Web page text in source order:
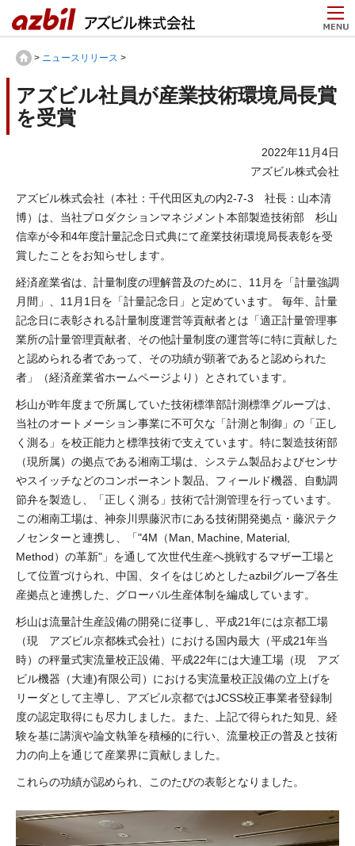
> ニュースリリース >
アズビル社員が産業技術環境局長賞
を受賞
2022年11月4日
アズビル株式会社
アズビル株式会社（本社：千代田区丸の内2-7-3 社長：山本清
博）は、当社プロダクションマネジメント本部製造技術部 杉山
信幸が令和4年度計量記念日式典にて産業技術環境局長表彰を受
賞したことをお知らせします。
経済産業省は、計量制度の理解普及のために、11月を「計量強調
月間」、11月1日を「計量記念日」と定めています。 毎年、計量
記念日に表彰される計量制度運営等貢献者とは「適正計量管理事
業所の計量管理貢献者、その他計量制度の運営等に特に貢献した
と認められる者であって、その功績が顕著であると認められた
者」（経済産業省ホームページより）とされています。
杉山が昨年度まで所属していた技術標準部計測標準グループは、
当社のオートメーション事業に不可欠な「計測と制御」の「正し
く測る」を校正能力と標準技術で支えています。特に製造技術部
（現所属）の拠点である湘南工場は、システム製品およびセンサ
やスイッチなどのコンポーネント製品、フィールド機器、自動調
節弁を製造し、「正しく測る」技術で計測管理を行っています。
この湘南工場は、神奈川県藤沢市にある技術開発拠点・藤沢テク
ノセンターと連携し、「"4M（Man, Machine, Material,
Method）の革新"」を通して次世代生産へ挑戦するマザー工場と
して位置づけられ、中国、タイをはじめとしたazbilグループ各生
産拠点と連携した、グローバル生産体制を編成しています。
杉山は流量計生産設備の開発に従事し、平成21年には京都工場
（現 アズビル京都株式会社）における国内最大（平成21年当
時）の秤量式実流量校正設備、平成22年には大連工場（現 アズ
ビル機器（大連)有限公司）における実流量校正設備の立上げを
リーダとして主導し、アズビル京都ではJCSS校正事業者登録制
度の認定取得にも尽力しました。また、上記で得られた知見、経
験を基に講演や論文執筆を積極的に行い、流量校正の普及と技術
力の向上を通じて産業界に貢献しました。
これらの功績が認められ、このたびの表彰となりました。